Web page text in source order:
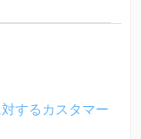
するカスタマー